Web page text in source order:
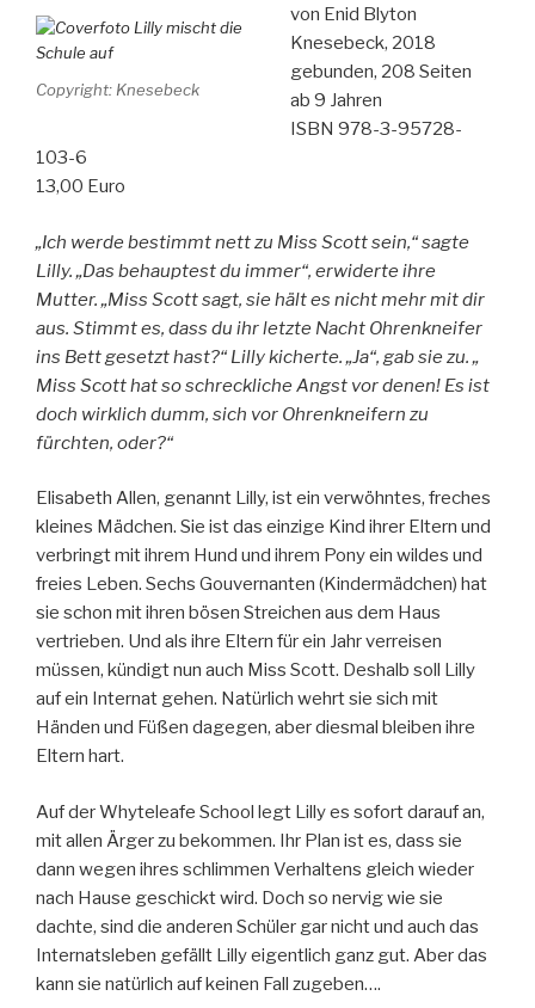
Copyright: Knesebeck
von Enid Blyton
Knesebeck, 2018
gebunden, 208 Seiten
ab 9 Jahren
ISBN 978-3-95728-
103-6
13,00 Euro
„Ich werde bestimmt nett zu Miss Scott sein,“ sagte
Lilly. „Das behauptest du immer“, erwiderte ihre
Mutter. „Miss Scott sagt, sie hält es nicht mehr mit dir
aus. Stimmt es, dass du ihr letzte Nacht Ohrenkneifer
ins Bett gesetzt hast?“ Lilly kicherte. „Ja“, gab sie zu. „
Miss Scott hat so schreckliche Angst vor denen! Es ist
doch wirklich dumm, sich vor Ohrenkneifern zu
fürchten, oder?“
Elisabeth Allen, genannt Lilly, ist ein verwöhntes, freches
kleines Mädchen. Sie ist das einzige Kind ihrer Eltern und
verbringt mit ihrem Hund und ihrem Pony ein wildes und
freies Leben. Sechs Gouvernanten (Kindermädchen) hat
sie schon mit ihren bösen Streichen aus dem Haus
vertrieben. Und als ihre Eltern für ein Jahr verreisen
müssen, kündigt nun auch Miss Scott. Deshalb soll Lilly
auf ein Internat gehen. Natürlich wehrt sie sich mit
Händen und Füßen dagegen, aber diesmal bleiben ihre
Eltern hart.
Auf der Whyteleafe School legt Lilly es sofort darauf an,
mit allen Ärger zu bekommen. Ihr Plan ist es, dass sie
dann wegen ihres schlimmen Verhaltens gleich wieder
nach Hause geschickt wird. Doch so nervig wie sie
dachte, sind die anderen Schüler gar nicht und auch das
Internatsleben gefällt Lilly eigentlich ganz gut. Aber das
kann sie natürlich auf keinen Fall zugeben….